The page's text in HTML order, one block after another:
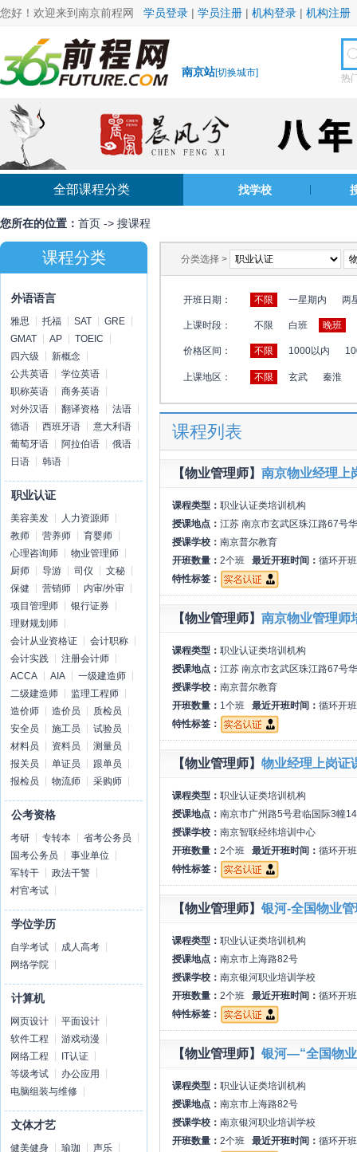
您好！欢迎来到南京前程网 学员登录 | 学员注册 | 机构登录 | 机构注册
南京站[切换城市] 热
全部课程分类 找学校
您所在的位置： 首页 -> 搜课程
课程分类
外语语言
雅思 托福 SAT
GRE
GMAT
AP
TOEIC
四六级
新概念
公共英语
学位英语
职称英语
商务英语
对外汉语
翻译资格
法语
德语
西班牙语
意大利语
葡萄牙语
阿拉伯语
俄语
日语
韩语
职业认证
美容美发
人力资源师
教师
营养师
育婴师
心理咨询师
物业管理师
厨师
导游 司仪
文秘
保健
营销师
内审/外审
项目管理师
银行证券
理财规划师
会计从业资格证
会计职称
会计实践
注册会计师
ACCA
AIA
一级建造师
二级建造师
监理工程师
造价师
造价员
质检员
安全员
施工员
试验员
材料员
资料员
测量员
报关员
单证员
跟单员
报检员
物流师 采购师
公考资格
考研 专转本
省考公务员
国考公务员
事业单位
军转干
政法干警
村官考试
学位学历
自学考试
成人高考
网络学院
计算机
网页设计
平面设计
软件工程
游戏动漫
网络工程
IT认证
等级考试
办公应用
电脑组装与维修
文体才艺
健美健身 瑜珈
声乐
分类选择 >
开班日期： 不限 一星期内 两
上课时段： 不限 白班 晚班
价格区间： 不限 1000以内
上课地区： 不限 玄武 秦淮
课程列表
【物业管理师】 南京物业经理上
课程类型： 职业认证类培训机构
授课地点： 江苏 南京市玄武区珠江路67号
授课学校： 南京普尔教育
开班数量： 2个班 最近开班时间： 循环开班
特性标签：
【物业管理师】 南京物业管理师
课程类型： 职业认证类培训机构
授课地点： 江苏 南京市玄武区珠江路67号
授课学校： 南京普尔教育
开班数量： 1个班 最近开班时间： 循环开班
特性标签：
【物业管理师】 物业经理上岗证
课程类型： 职业认证类培训机构
授课地点： 南京市广州路5号君临国际3幢
授课学校： 南京智联经纬培训中心
开班数量： 2个班 最近开班时间： 循环开班
特性标签：
【物业管理师】 银河-全国物业
课程类型： 职业认证类培训机构
授课地点： 南京市上海路82号
授课学校： 南京银河职业培训学校
开班数量： 2个班 最近开班时间： 循环开班
特性标签：
【物业管理师】 银河—“全国物
课程类型： 职业认证类培训机构
授课地点： 南京市上海路82号
授课学校： 南京银河职业培训学校
开班数量： 2个班 最近开班时间： 循环开班